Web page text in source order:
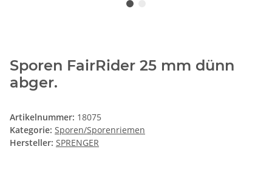
Sporen FairRider 25 mm dünn
abger.
Artikelnummer: 18075
Kategorie: Sporen/Sporenriemen
Hersteller: SPRENGER